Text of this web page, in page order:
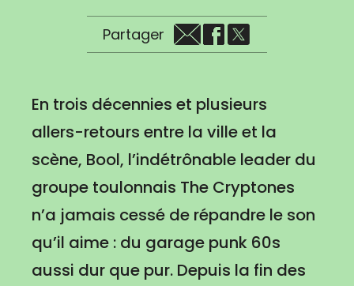
Partager
En trois décennies et plusieurs
allers-retours entre la ville et la
scène, Bool, l’indétrônable leader du
groupe toulonnais The Cryptones
n’a jamais cessé de répandre le son
qu’il aime : du garage punk 60s
aussi dur que pur. Depuis la fin des